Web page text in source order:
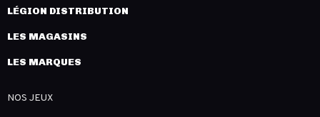
LÉGION DISTRIBUTION
LES MAGASINS
LES MARQUES
NOS JEUX